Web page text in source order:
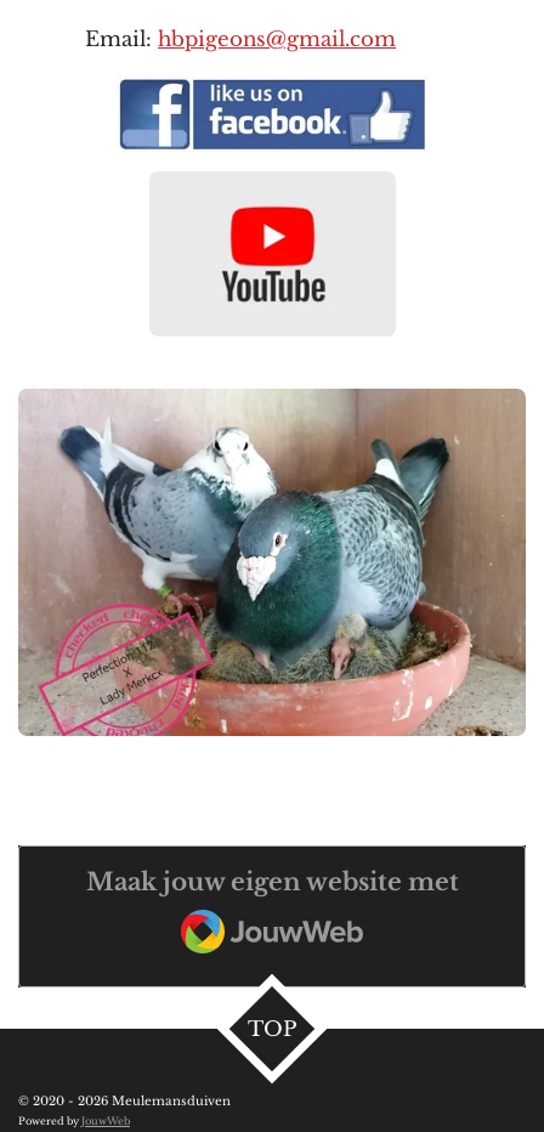
Email: hbpigeons@gmail.com
Maak jouw eigen website met
JouwWeb
TOP
© 2020 - 2026 Meulemansduiven
Powered by JouwWeb